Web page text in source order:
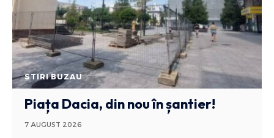
STIRI BUZAU
Piața Dacia, din nou în șantier!
7 AUGUST 2026